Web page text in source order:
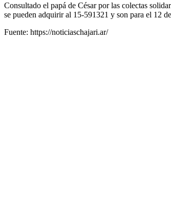
Consultado el papá de César por las colectas
se pueden adquirir al 15-591321 y son para el 12
Fuente: https://noticiaschajari.ar/